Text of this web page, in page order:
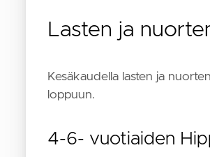
Lasten ja
Kesäkaudella lasten ja
loppuun.
4-6- vuotiaiden